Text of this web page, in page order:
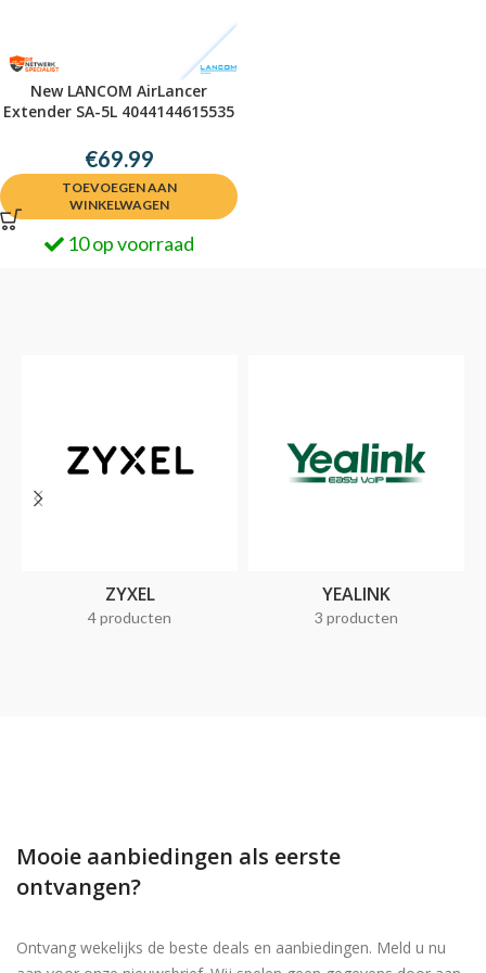
New LANCOM AirLancer
Extender SA-5L 4044144615535
€69.99
TOEVOEGEN AAN
WINKELWAGEN
10 op voorraad
ZYXEL
4 producten
YEALINK
3 producten
Mooie aanbiedingen als eerste
ontvangen?
Ontvang wekelijks de beste deals en aanbiedingen. Meld u nu